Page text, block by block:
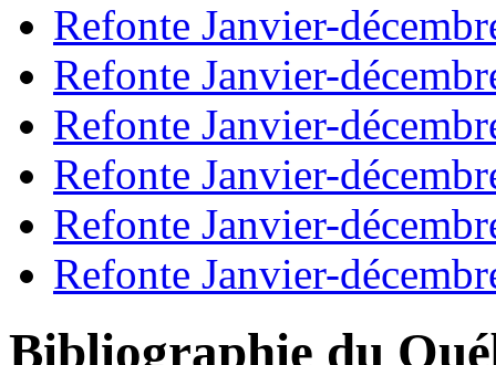
Refonte Janvier-
Refonte Janvier-
Refonte Janvier-
Refonte Janvier-
Refonte Janvier-
Refonte Janvier-
Bibliographie du